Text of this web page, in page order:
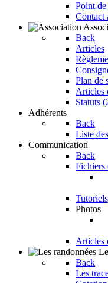
Point
Contact
Back
Articles
Plan de
Articles
Statuts
Adhérents
Back
Liste
Communication
Back
Fichiers
Tutoriels
Photos
Articles
Back
Les